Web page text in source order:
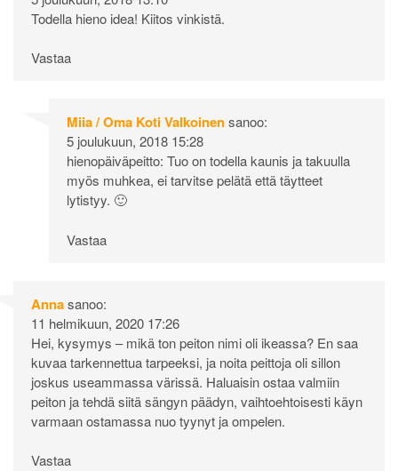
Todella hieno idea! Kiitos vinkistä.
Vastaa
Miia / Oma Koti Valkoinensanoo:
5 joulukuun, 2018 15:28
hienopäiväpeitto: Tuo on todella kaunis ja takuulla
myös muhkea, ei tarvitse pelätä että täytteet
lytistyy. 🙂
Vastaa
Annasanoo:
11 helmikuun, 2020 17:26
Hei, kysymys – mikä ton peiton nimi oli ikeassa? En saa
kuvaa tarkennettua tarpeeksi, ja noita peittoja oli sillon
joskus useammassa värissä. Haluaisin ostaa valmiin
peiton ja tehdä siitä sängyn päädyn, vaihtoehtoisesti käyn
varmaan ostamassa nuo tyynyt ja ompelen.
Vastaa